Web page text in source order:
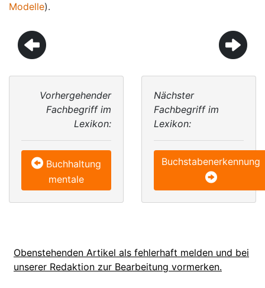
Modelle).
Vorhergehender
Fachbegriff im
Lexikon:
Buchhaltung
mentale
Nächster
Fachbegriff im
Lexikon:
Buchstabenerkennung
Obenstehenden Artikel als fehlerhaft melden und bei
unserer Redaktion zur Bearbeitung vormerken.